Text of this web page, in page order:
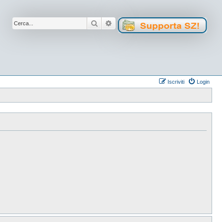
Cerca Ricerca avanzata
Login
Iscriviti